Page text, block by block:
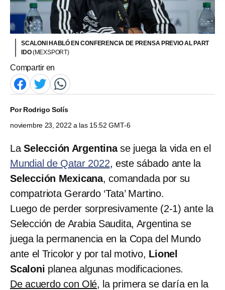
SCALONI HABLÓ EN CONFERENCIA DE PRENSA PREVIO AL PART
IDO(MEXSPORT)
Compartir en
PorRodrigo Solís
noviembre 23, 2022 a las 15:52 GMT-6
La Selección Argentinase juega la vida en el
Mundial de Qatar 2022, este sábado ante la
Selección Mexicana, comandada por su
compatriota Gerardo ‘Tata’ Martino.
Luego de perder sorpresivamente (2-1) ante la
Selección de Arabia Saudita, Argentina se
juega la permanencia en la Copa del Mundo
ante el Tricolor y por tal motivo, Lionel
Scaloni planea algunas modificaciones.
De acuerdo con Olé, la primera se daría en la